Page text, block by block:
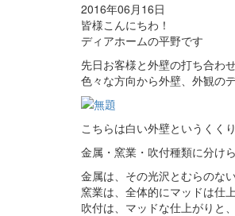
2016年06月16日
皆様こんにちわ！
ディアホームの平野です
先日お客様と外壁の打ち合わせ
色々な方向から外壁、外観の
こちらは白い外壁というくく
金属・窯業・吹付種類に分け
金属は、その光沢とむらのな
窯業は、全体的にマッドは仕
吹付は、マッドな仕上がりと